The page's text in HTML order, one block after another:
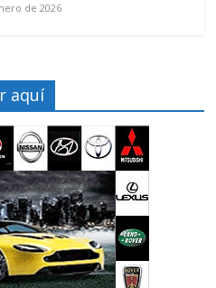
de 2026
aquí